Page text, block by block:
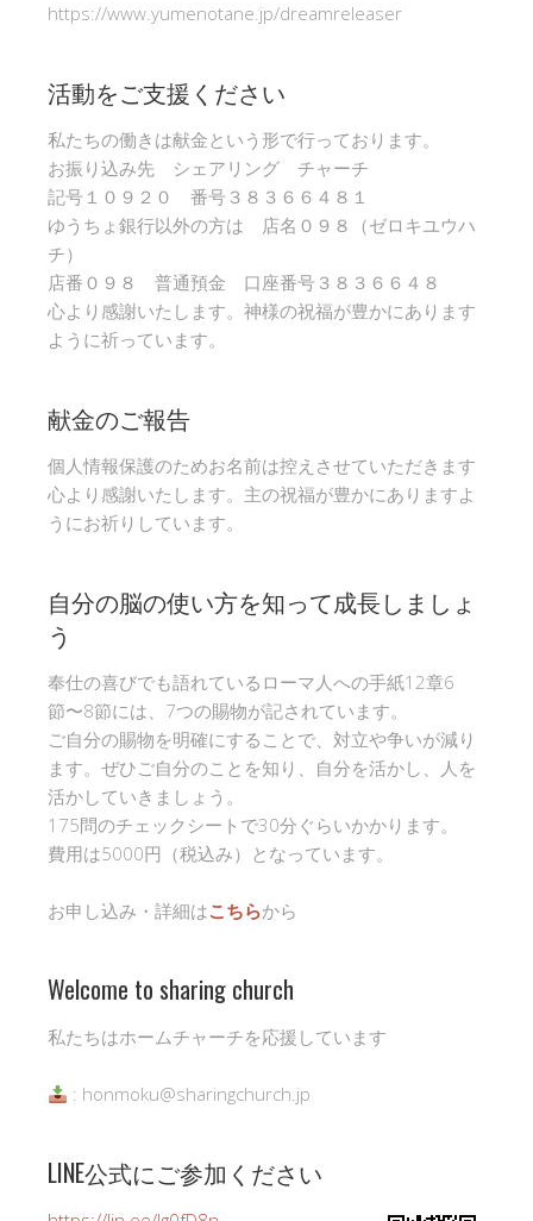
https://www.yumenotane.jp/dreamreleaser
活動をご支援ください
私たちの働きは献金という形で行っております。
お振り込み先 シェアリング チャーチ
記号１０９２０ 番号３８３６６４８１
ゆうちょ銀行以外の方は 店名０９８（ゼロキユウハ
チ）
店番０９８ 普通預金 口座番号３８３６６４８
心より感謝いたします。神様の祝福が豊かにあります
ように祈っています。
献金のご報告
個人情報保護のためお名前は控えさせていただきます
心より感謝いたします。主の祝福が豊かにありますよ
うにお祈りしています。
自分の脳の使い方を知って成長しましょ
う
奉仕の喜びでも語れているローマ人への手紙12章6
節〜8節には、7つの賜物が記されています。
ご自分の賜物を明確にすることで、対立や争いが減り
ます。ぜひご自分のことを知り、自分を活かし、人を
活かしていきましょう。
175問のチェックシートで30分ぐらいかかります。
費用は5000円（税込み）となっています。
お申し込み・詳細はこちらから
Welcome to sharing church
私たちはホームチャーチを応援しています
: honmoku@sharingchurch.jp
LINE公式にご参加ください